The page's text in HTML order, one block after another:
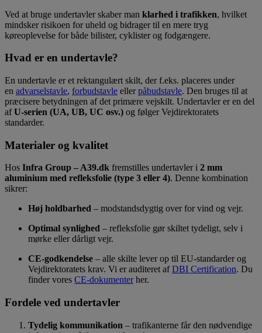
Ved at bruge undertavler skaber man klarhed i trafikken, hvilket
mindsker risikoen for uheld og bidrager til en mere tryg
køreoplevelse for både bilister, cyklister og fodgængere.
Hvad er en undertavle?
En undertavle er et rektangulært skilt, der f.eks. placeres under
en advarselstavle, forbudstavle eller påbudstavle. Den bruges til at
præcisere betydningen af det primære vejskilt. Undertavler er en del
afU-serien (UA, UB, UC osv.) og følger Vejdirektoratets
standarder.
Materialer og kvalitet
Hos Infra Group – A39.dk fremstilles undertavler i 2 mm
aluminium med refleksfolie (type 3 eller 4). Denne kombination
sikrer:
Høj holdbarhed – modstandsdygtig over for vind og vejr.
Optimal synlighed – refleksfolie gør skiltet tydeligt, selv i
mørke eller dårligt vejr.
CE-godkendelse – alle skilte lever op til EU-standarder og
Vejdirektoratets krav. Vi er auditeret afDBI Certification. Du
finder vores CE-dokumenter her.
Fordele ved undertavler
Tydelig kommunikation – trafikanterne får den nødvendige